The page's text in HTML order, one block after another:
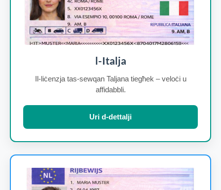
l-Italja
Il-liċenzja tas-sewqan Taljana tiegħek – veloċi u
affidabbli.
Uri d-dettalji